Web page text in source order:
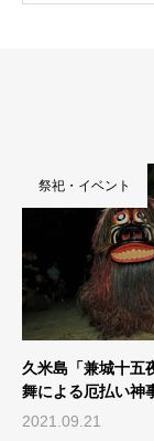
一の獅子 久米島
祭祀・